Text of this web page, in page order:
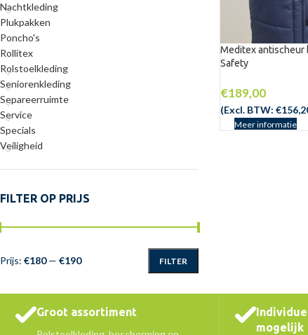
Nachtkleding
Plukpakken
Poncho's
Rollitex
Rolstoelkleding
Seniorenkleding
Separeerruimte
Service
Specials
Veiligheid
FILTER OP PRIJS
FILTER
Prijs: €180— €190
NIEUW
Meditex antischeur
Safety
€189,00
(Excl. BTW: €
Meer informatie
Groot assortiment
mogelijk